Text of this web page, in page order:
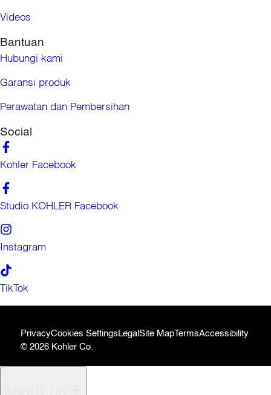
Videos
Bantuan
Hubungi kami
Garansi produk
Perawatan dan Pembersihan
Social
Kohler Facebook
Studio KOHLER Facebook
Instagram
TikTok
PrivacyCookies Settings Legal Site MapTermsAccessibility
© 2026 Kohler Co.